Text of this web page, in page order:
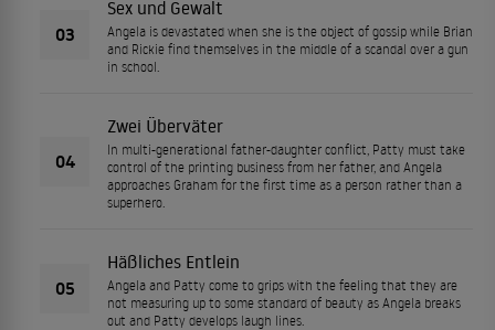
03
Sex und Gewalt
Angela is devastated when she is the object of gossip while Brian
and Rickie find themselves in the middle of a scandal over a gun
in school.
04
Zwei Überväter
In multi-generational father-daughter conflict, Patty must take
control of the printing business from her father, and Angela
approaches Graham for the first time as a person rather than a
superhero.
05
Häßliches Entlein
Angela and Patty come to grips with the feeling that they are
not measuring up to some standard of beauty as Angela breaks
out and Patty develops laugh lines.